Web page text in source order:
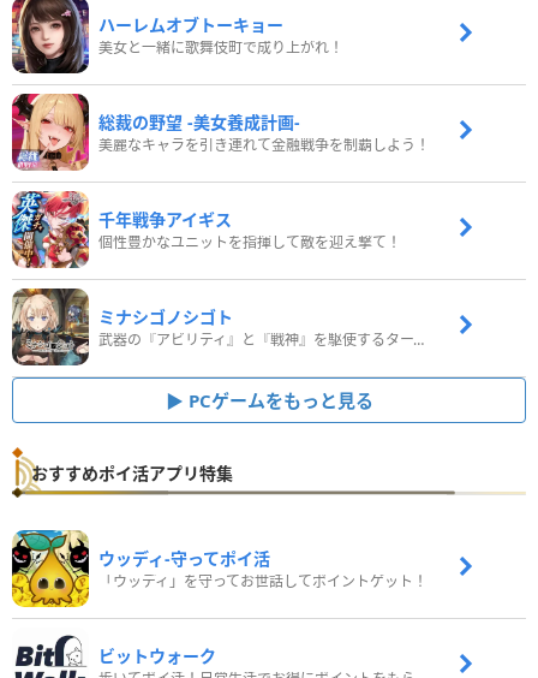
ハーレムオブトーキョー
美女と一緒に歌舞伎町で成り上がれ！
総裁の野望 -美女養成計画-
美麗なキャラを引き連れて金融戦争を制覇しよう！
千年戦争アイギス
個性豊かなユニットを指揮して敵を迎え撃て！
ミナシゴノシゴト
武器の『アビリティ』と『戦神』を駆使するターン制コマンドバトルRPG！
PCゲームをもっと見る
おすすめポイ活アプリ特集
ウッディ‐守ってポイ活
「ウッディ」を守ってお世話してポイントゲット！
ビットウォーク